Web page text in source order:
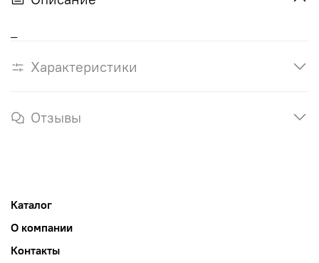
Характеристики
Отзывы
Каталог
О компании
Контакты